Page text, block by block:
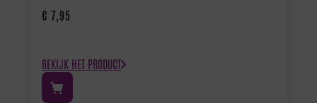
€ 7,95
BEKIJK HET PRODUCT